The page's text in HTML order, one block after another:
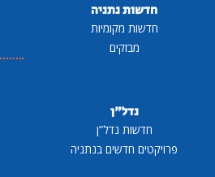
חדשות נתניה
חדשות מקומיות
מבזקים
נדל"ן
חדשות נדל"ן
פרויקטים חדשים בנתניה